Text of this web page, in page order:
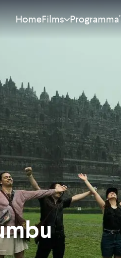
HomeFilms
Aanraders
Binnenkort
Alle films